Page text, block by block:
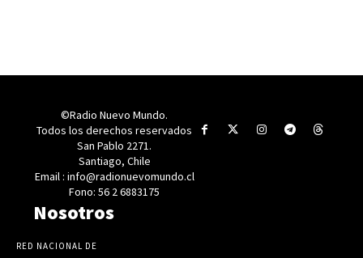
©Radio Nuevo Mundo.
Todos los derechos reservados
San Pablo 2271.
Santiago, Chile
Email : info@radionuevomundo.cl
Fono: 56 2 6883175
Nosotros
RED NACIONAL DE